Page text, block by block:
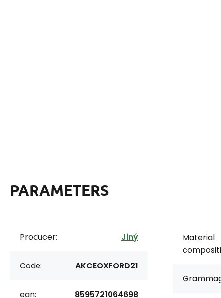
PARAMETERS
Producer: Jiný
Code: AKCEOXFORD21
ean: 8595721064698
Material